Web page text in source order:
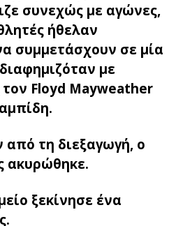
συνεχώς με αγώνες,
ήθελαν
συμμετάσχουν σε μία
με
τον Floyd Mayweather
από τη διεξαγωγή, ο
ακυρώθηκε.
ξεκίνησε ένα